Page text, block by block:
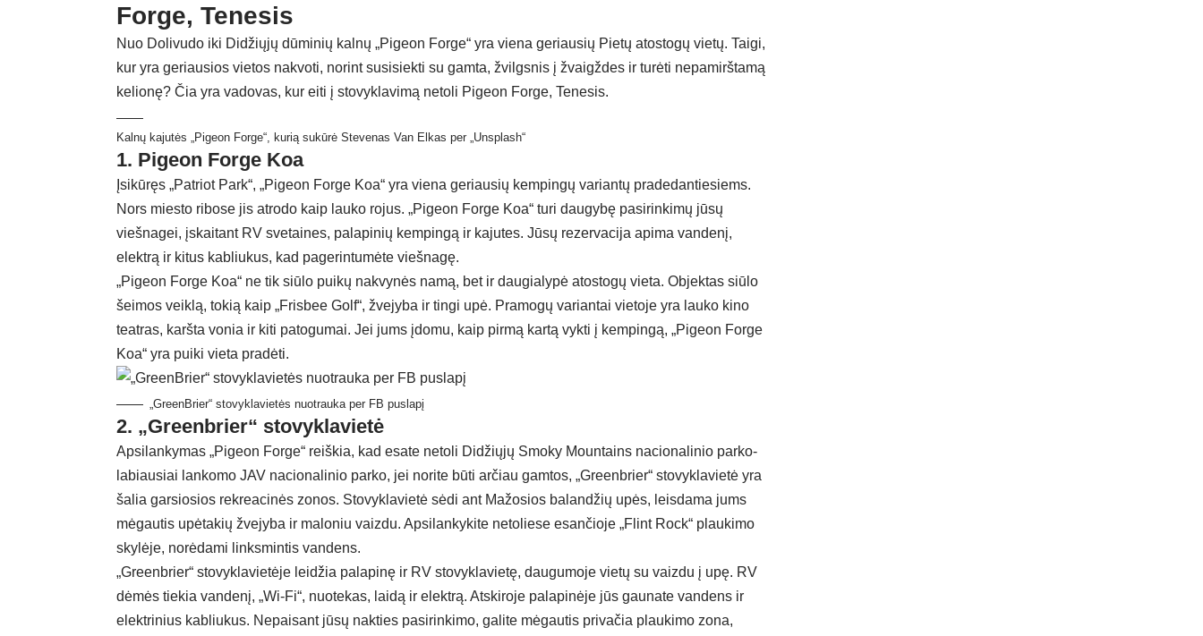
Forge, Tenesis
Nuo Dolivudo iki Didžiųjų dūminių kalnų „Pigeon Forge“ yra viena geriausių Pietų atostogų vietų. Taigi,
kur yra geriausios vietos nakvoti, norint susisiekti su gamta, žvilgsnis į žvaigždes ir turėti nepamirštamą
kelionę? Čia yra vadovas, kur eiti į stovyklavimą netoli Pigeon Forge, Tenesis.
Kalnų kajutės „Pigeon Forge“, kurią sukūrė Stevenas Van Elkas per „Unsplash“
1. Pigeon Forge Koa
Įsikūręs „Patriot Park“, „Pigeon Forge Koa“ yra viena geriausių kempingų variantų pradedantiesiems.
Nors miesto ribose jis atrodo kaip lauko rojus. „Pigeon Forge Koa“ turi daugybę pasirinkimų jūsų
viešnagei, įskaitant RV svetaines, palapinių kempingą ir kajutes. Jūsų rezervacija apima vandenį,
elektrą ir kitus kabliukus, kad pagerintumėte viešnagę.
„Pigeon Forge Koa“ ne tik siūlo puikų nakvynės namą, bet ir daugialypė atostogų vieta. Objektas siūlo
šeimos veiklą, tokią kaip „Frisbee Golf“, žvejyba ir tingi upė. Pramogų variantai vietoje yra lauko kino
teatras, karšta vonia ir kiti patogumai. Jei jums įdomu, kaip pirmą kartą vykti į kempingą, „Pigeon Forge
Koa“ yra puiki vieta pradėti.
„GreenBrier“ stovyklavietės nuotrauka per FB puslapį
2. „Greenbrier“ stovyklavietė
Apsilankymas „Pigeon Forge“ reiškia, kad esate netoli Didžiųjų Smoky Mountains nacionalinio parko-
labiausiai lankomo JAV nacionalinio parko, jei norite būti arčiau gamtos, „Greenbrier“ stovyklavietė yra
šalia garsiosios rekreacinės zonos. Stovyklavietė sėdi ant Mažosios balandžių upės, leisdama jums
mėgautis upėtakių žvejyba ir maloniu vaizdu. Apsilankykite netoliese esančioje „Flint Rock“ plaukimo
skylėje, norėdami linksmintis vandens.
„Greenbrier“ stovyklavietėje leidžia palapinę ir RV stovyklavietę, daugumoje vietų su vaizdu į upę. RV
dėmės tiekia vandenį, „Wi-Fi“, nuotekas, laidą ir elektrą. Atskiroje palapinėje jūs gaunate vandens ir
elektrinius kabliukus. Nepaisant jūsų nakties pasirinkimo, galite mėgautis privačia plaukimo zona,